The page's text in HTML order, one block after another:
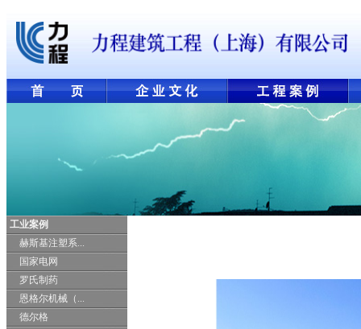
工业案例
赫斯基注塑系...
国家电网
罗氏制药
恩格尔机械（...
德尔格